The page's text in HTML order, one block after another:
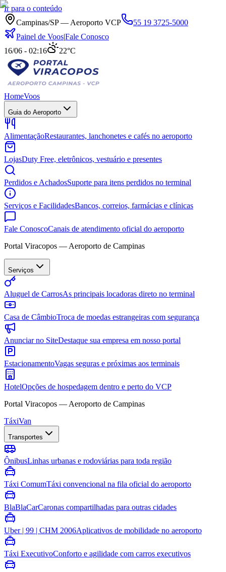
Ir para o conteúdo
Campinas/SP — Aeroporto VCP
55 19 3725-5000
Painel de Voos|Fale Conosco
16/06 - 02:16
22°C
HomeVoos
Guia do Aeroporto
AlimentaçãoRestaurantes, lanchonetes e cafés no aeroporto
LojasDuty Free, eletrônicos, vestuário e presentes
Perdidos e AchadosSuporte para itens perdidos no terminal
Serviços e FacilidadesBancos, correios, farmácias e clínicas
Fale ConoscoCanais de atendimento oficial do aeroporto
Portal Viracopos — Aeroporto de Campinas
Serviços
Aluguel de CarrosAs principais locadoras direto no terminal
Casa de CâmbioTroca de moedas estrangeiras com segurança
Anunciar no SiteDestaque sua empresa em nosso portal
EstacionamentoVagas seguras e próximas aos terminais
HotelOpções de hospedagem dentro e perto do VCP
Portal Viracopos — Aeroporto de Campinas
TáxiVan
Transportes
ÔnibusLinhas urbanas e rodoviárias para toda região
Táxi ComumTáxi convencional na fila oficial do aeroporto
BlaBlaCarCaronas compartilhadas para outras cidades
Uber | 99 | CHM 2006Aplicativos de mobilidade no aeroporto
Táxi ExecutivoConforto e agilidade com carros executivos